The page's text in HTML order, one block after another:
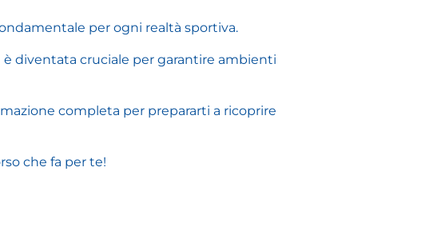
per ogni realtà sportiva.
è diventata cruciale per garantire ambienti
completa per prepararti a ricoprire
che fa per te!